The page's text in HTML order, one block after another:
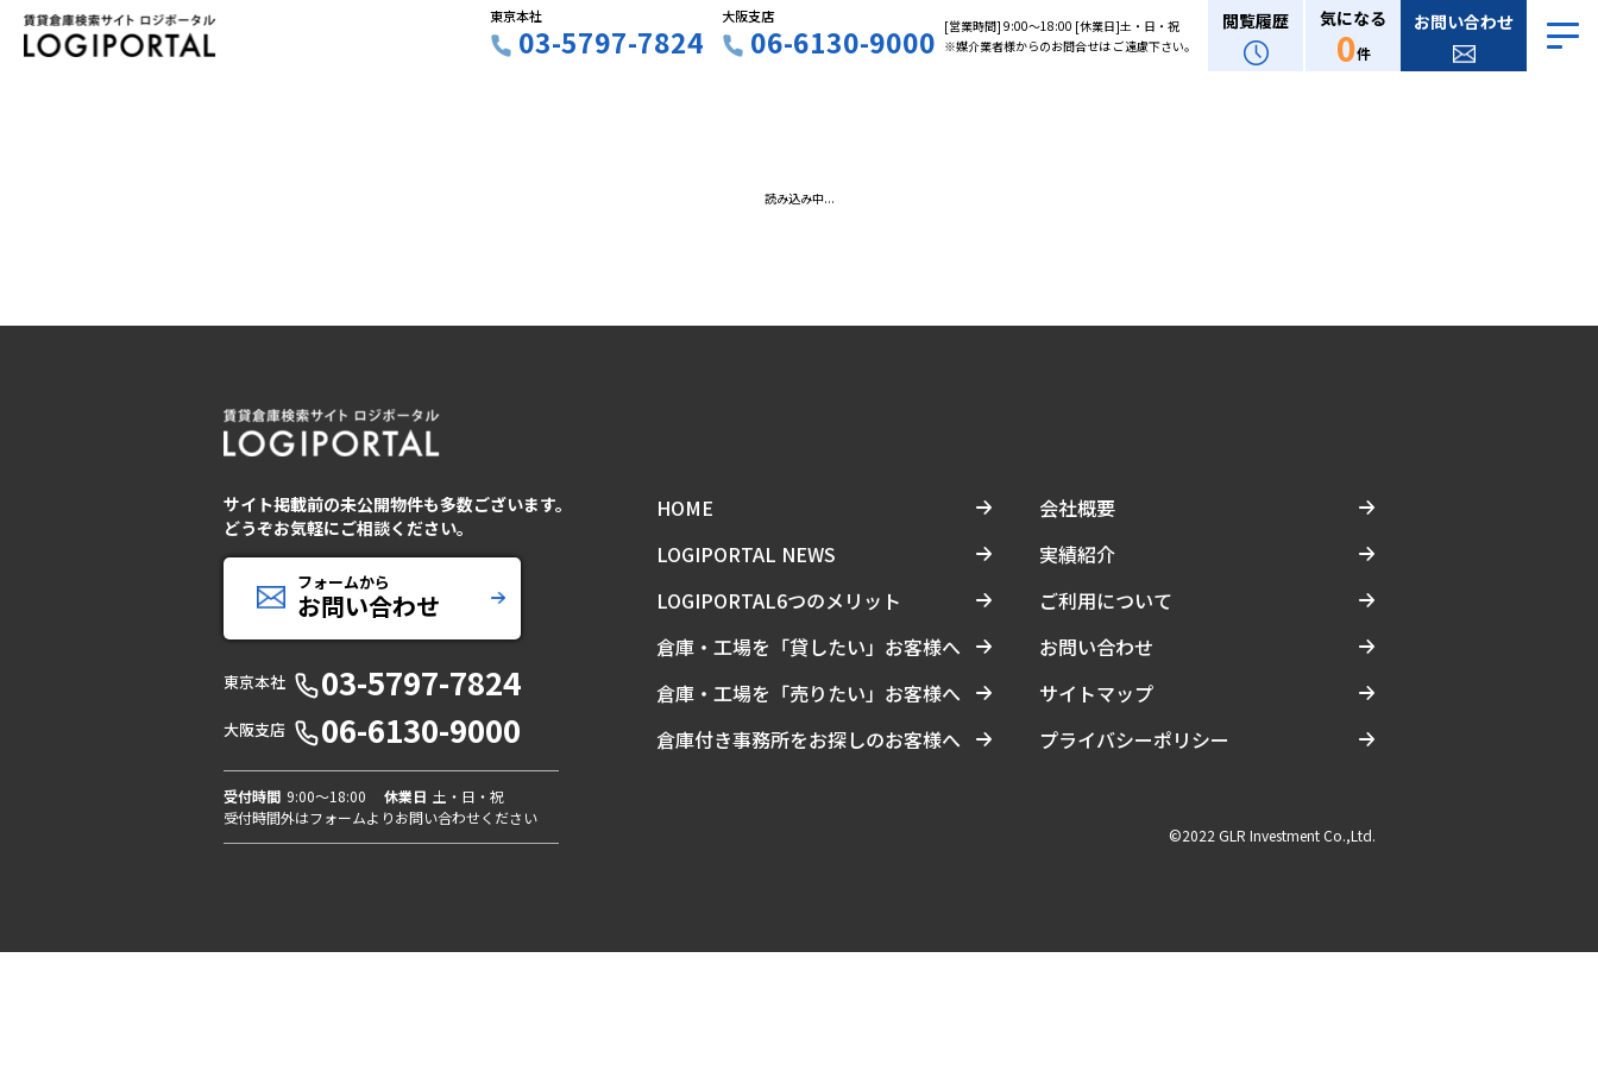
東京本社
03-5797-7824
大阪支店
06-6130-9000 [営業時間] 9:00〜18:00 [休業日]土・日・祝
※媒介業者様からのお問合せは ご遠慮下さい。
閲覧履歴 気になる
0件
お問い合わせ
読み込み中...
サイト掲載前の未公開物件も多数ございます。
どうぞお気軽にご相談ください。
フォームから
お問い合わせ
東京本社 03-5797-7824
大阪支店 06-6130-9000
受付時間 9:00〜18:00 休業日 土・日・祝
受付時間外はフォームよりお問い合わせください
HOME
LOGIPORTAL NEWS
LOGIPORTAL6つのメリット
倉庫・工場を「貸したい」お客様へ
倉庫・工場を「売りたい」お客様へ
倉庫付き事務所をお探しのお客様へ
会社概要
実績紹介
ご利用について
お問い合わせ
サイトマップ
プライバシーポリシー
©2022 GLR Investment Co.,Ltd.